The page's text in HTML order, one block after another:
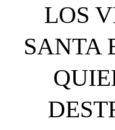
LOS
SANTA